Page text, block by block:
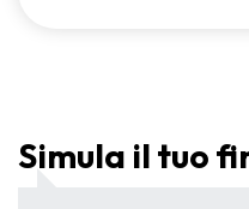
Simula il tuo